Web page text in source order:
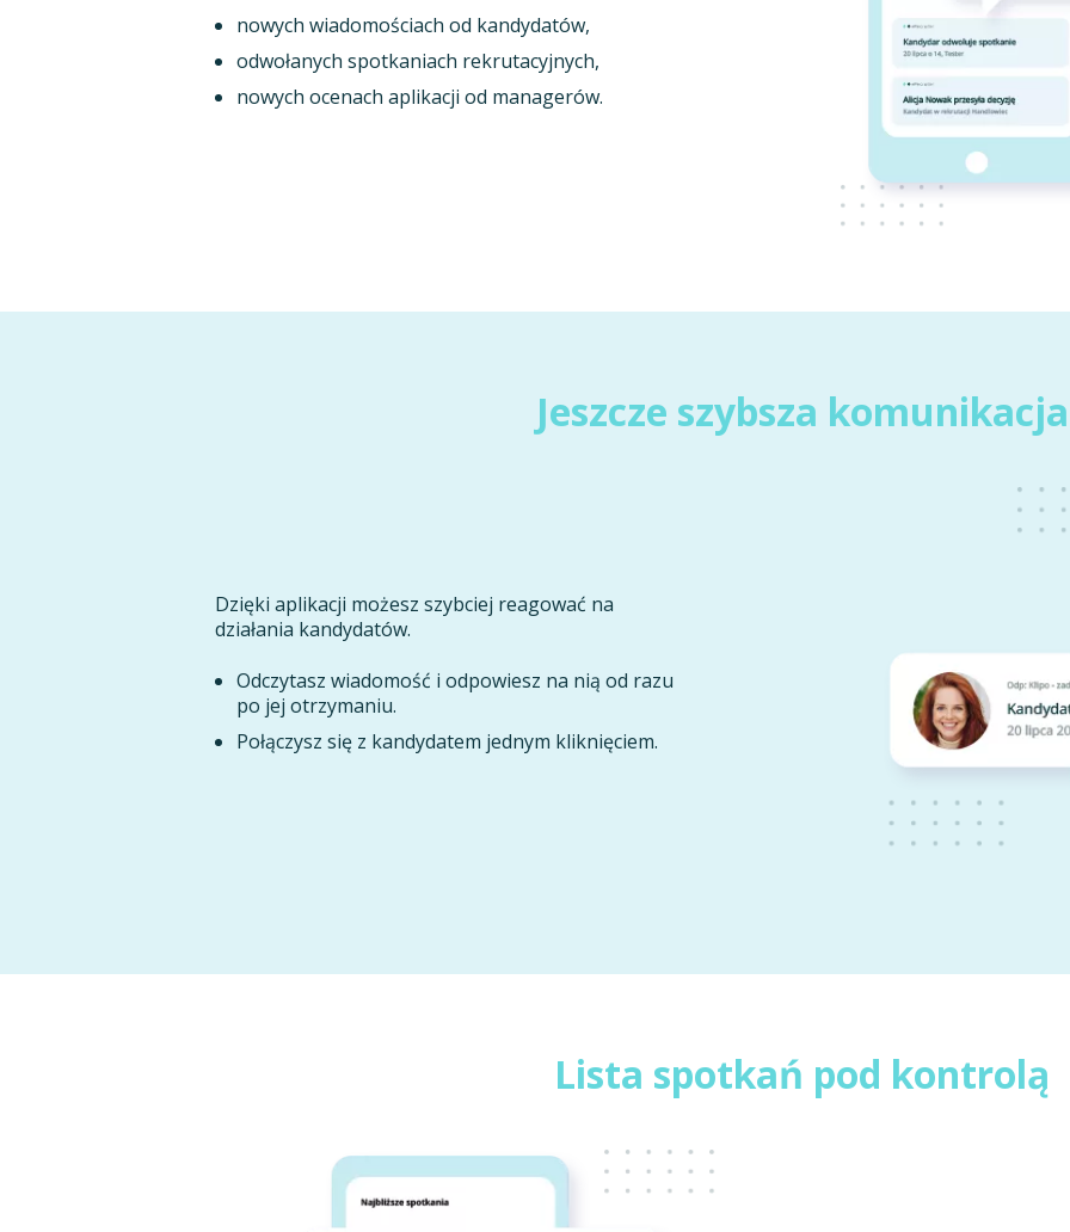
nowych wiadomościach od kandydatów,
odwołanych spotkaniach rekrutacyjnych,
nowych ocenach aplikacji od managerów.
Jeszcze szybsza komunikacja
Dzięki aplikacji możesz szybciej reagować na
działania kandydatów.
Odczytasz wiadomość i odpowiesz na nią od razu
po jej otrzymaniu.
Połączysz się z kandydatem jednym kliknięciem.
Lista spotkań pod kontrolą